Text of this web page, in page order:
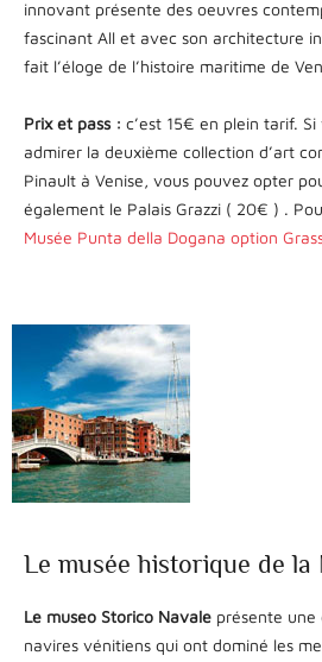
innovant présente des oeuvres
fascinant All et avec son architecture
fait l’éloge de l’histoire maritime de
Prix et pass : c’est 15€ en plein tarif.
admirer la deuxième collection d’art
Pinault à Venise, vous pouvez opter
également le Palais Grazzi ( 20€ ) .
Musée Punta della Dogana option
Le musée historique de la
Le museo Storico Navale présente
navires vénitiens qui ont dominé les